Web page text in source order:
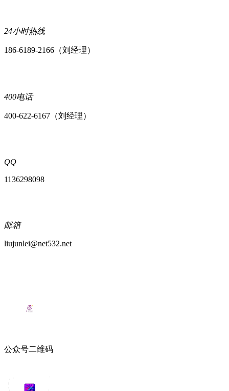
24小时热线
186-6189-2166（刘经理）
400电话
400-622-6167（刘经理）
QQ
1136298098
邮箱
liujunlei@net532.net
公众号二维码